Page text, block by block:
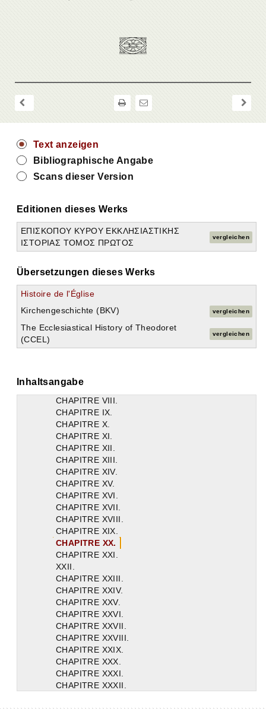
Text anzeigen
Bibliographische Angabe
Scans dieser Version
Editionen dieses Werks
ΕΠΙΣΚΟΠΟΥ ΚΥΡΟΥ ΕΚΚΛΗΣΙΑΣΤΙΚΗΣ
ΙΣΤΟΡΙΑΣ ΤΟΜΟΣ ΠΡΩΤΟΣ
vergleichen
Übersetzungen dieses Werks
Histoire de l'Église
Kirchengeschichte (BKV)
vergleichen
The Ecclesiastical History of Theodoret
(CCEL)
vergleichen
Inhaltsangabe
Alle aufklappen
Histoire de l'église
LIVRE SECOND.
LIVRE QUATRIEME.
LIVRE V.
CHAPITRE PREMIER.
CHAPITRE II.
CHAPITRE VI.
CHAPITRE VII.
CHAPITRE VIII.
CHAPITRE IX.
CHAPITRE X.
CHAPITRE XI.
CHAPITRE XII.
CHAPITRE XIII.
CHAPITRE XIV.
CHAPITRE XV.
CHAPITRE XVI.
CHAPITRE XVII.
CHAPITRE XVIII.
CHAPITRE XIX.
CHAPITRE XX.
CHAPITRE XXI.
XXII.
CHAPITRE XXIII.
CHAPITRE XXIV.
CHAPITRE XXV.
CHAPITRE XXVI.
CHAPITRE XXVII.
CHAPITRE XXVIII.
CHAPITRE XXIX.
CHAPITRE XXX.
CHAPITRE XXXI.
CHAPITRE XXXII.